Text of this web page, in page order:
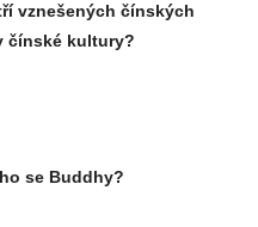
vznešených čínských
čínské kultury?
se Buddhy?